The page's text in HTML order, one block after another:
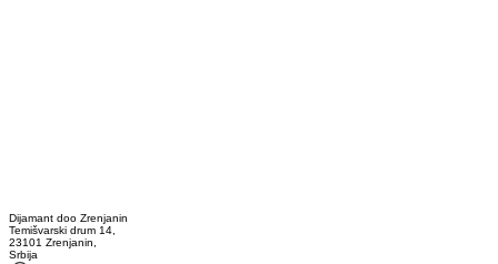
Dijamant doo Zrenjanin
Temišvarski drum 14,
23101 Zrenjanin,
Srbija